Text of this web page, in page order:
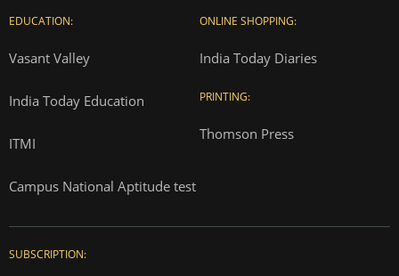
EDUCATION:
Vasant Valley
India Today Education
ITMI
Campus National Aptitude test
ONLINE SHOPPING:
India Today Diaries
PRINTING:
Thomson Press
SUBSCRIPTION: